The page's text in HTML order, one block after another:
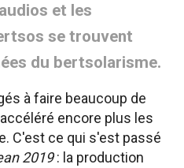
et les
se trouvent
du bertsolarisme.
à faire beaucoup de
encore plus les
C'est ce qui s'est passé
2019: la production